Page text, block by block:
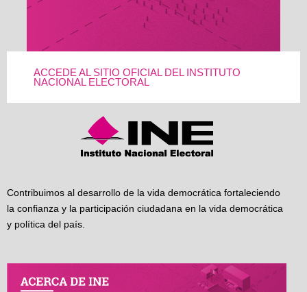
ACCEDE AL SITIO OFICIAL DEL INSTITUTO
NACIONAL ELECTORAL
Contribuimos al desarrollo de la vida democrática fortaleciendo
la confianza y la participación ciudadana en la vida democrática
y política del país.